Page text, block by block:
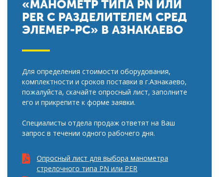
«МАНОМЕТР ТИПА PN ИЛИ
PER С РАЗДЕЛИТЕЛЕМ СРЕД
ЭЛЕМЕР-РС» В АЗНАКАЕВО
Для определения стоимости оборудования,
комплектности и сроков поставки в г.Азнакаево,
пожалуйста, скачайте опросный лист, заполните
его и прикрепите к форме заявки.
Специалисты отдела продаж ответят на Ваш
запрос в течении одного рабочего дня.
Опросный лист для выбора манометра
стрелочного типа PN или PER